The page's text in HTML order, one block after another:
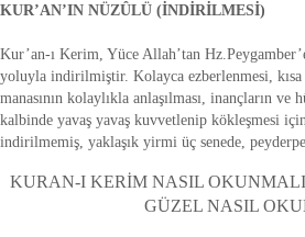
KUR’AN’IN NÜZÛLÜ (İNDİRİLMESİ)
Kur’an-ı Kerim, Yüce Allah’tan
yoluyla indirilmiştir. Kolayca ezberlenmesi, kısa
manasının kolaylıkla anlaşılması, inançların
kalbinde yavaş yavaş kuvvetlenip kökleşmesi
indirilmemiş, yaklaşık yirmi üç senede,
KURAN-I KERİM NASIL
GÜZEL NASIL